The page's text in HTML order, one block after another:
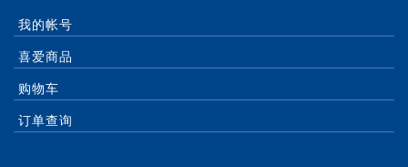
我的帐号
喜爱商品
购物车
订单查询